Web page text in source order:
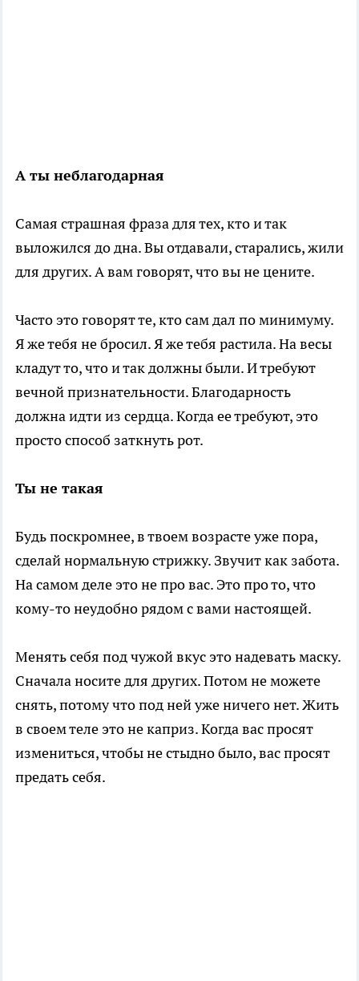
А ты неблагодарная
Самая страшная фраза для тех, кто и так
выложился до дна. Вы отдавали, старались, жили
для других. А вам говорят, что вы не цените.
Часто это говорят те, кто сам дал по минимуму.
Я же тебя не бросил. Я же тебя растила. На весы
кладут то, что и так должны были. И требуют
вечной признательности. Благодарность
должна идти из сердца. Когда ее требуют, это
просто способ заткнуть рот.
Ты не такая
Будь поскромнее, в твоем возрасте уже пора,
сделай нормальную стрижку. Звучит как забота.
На самом деле это не про вас. Это про то, что
кому-то неудобно рядом с вами настоящей.
Менять себя под чужой вкус это надевать маску.
Сначала носите для других. Потом не можете
снять, потому что под ней уже ничего нет. Жить
в своем теле это не каприз. Когда вас просят
измениться, чтобы не стыдно было, вас просят
предать себя.